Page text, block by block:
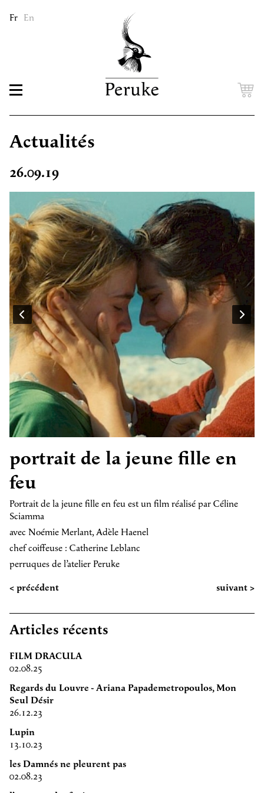
Fr En
Actualités
26.09.19
portrait de la jeune fille en
feu
Portrait de la jeune fille en feu est un film réalisé par Céline
Sciamma
avec Noémie Merlant, Adèle Haenel
chef coiffeuse : Catherine Leblanc
perruques de l’atelier Peruke
< précédent
suivant >
Articles récents
FILM DRACULA
02.08.25
Regards du Louvre - Ariana Papademetropoulos, Mon
Seul Désir
26.12.23
Lupin
13.10.23
les Damnés ne pleurent pas
02.08.23